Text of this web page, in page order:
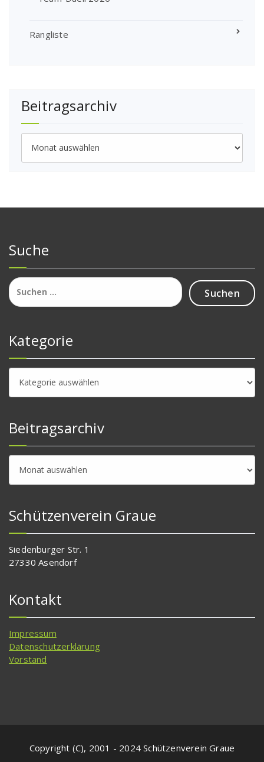
Rangliste
Beitragsarchiv
Beitragsarchiv
Suche
Suchen
nach:
Kategorie
Kategorie
Beitragsarchiv
Beitragsarchiv
Schützenverein Graue
Siedenburger Str. 1
27330 Asendorf
Kontakt
Impressum
Datenschutzerklärung
Vorstand
Copyright (C), 2001 - 2024 Schützenverein Graue